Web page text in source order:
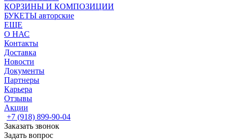
КОРЗИНЫ И КОМПОЗИЦИИ
БУКЕТЫ авторские
ЕЩЕ
О НАС
Контакты
Доставка
Новости
Документы
Партнеры
Карьера
Отзывы
Акции
+7 (918) 899-90-04
Заказать звонок
Задать вопрос